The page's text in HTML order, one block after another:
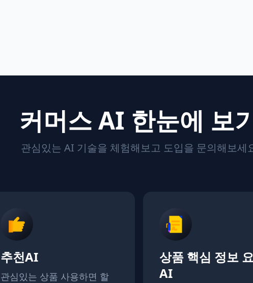
커머스 AI 한눈에 보
관심있는 AI 기술을 체험해보고 도입을 문의해보세
추천AI
관심있는 상품 사용하면 할
상품 핵심 정보
AI